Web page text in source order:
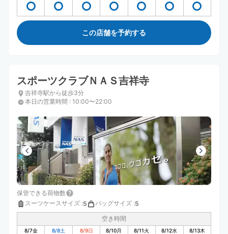
この店舗を予約する
スポーツクラブＮＡＳ吉祥寺
吉祥寺駅から徒歩3分
本日の営業時間 : 10:00〜22:00
保管できる荷物数
スーツケースサイズ :5 バッグサイズ :5
空き時間
8/7金 8/8土 8/9日 8/10月 8/11火 8/12水 8/13木